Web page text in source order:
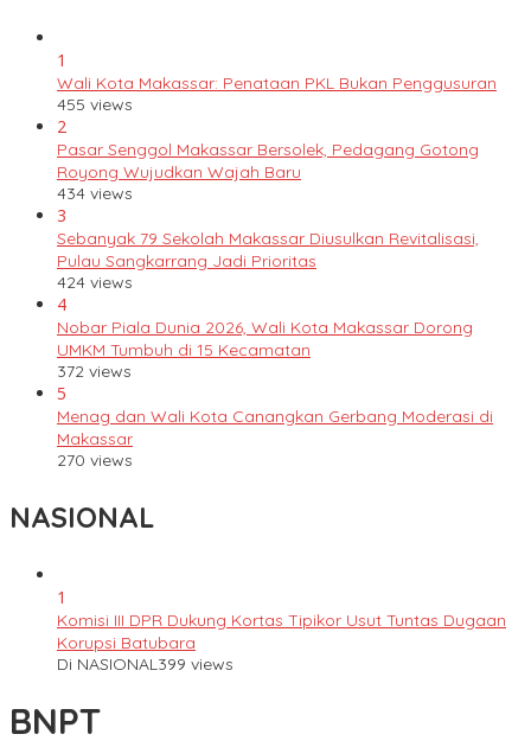
1
Wali Kota Makassar: Penataan PKL Bukan Penggusuran
455 views
2
Pasar Senggol Makassar Bersolek, Pedagang Gotong
Royong Wujudkan Wajah Baru
434 views
3
Sebanyak 79 Sekolah Makassar Diusulkan Revitalisasi,
Pulau Sangkarrang Jadi Prioritas
424 views
4
Nobar Piala Dunia 2026, Wali Kota Makassar Dorong
UMKM Tumbuh di 15 Kecamatan
372 views
5
Menag dan Wali Kota Canangkan Gerbang Moderasi di
Makassar
270 views
NASIONAL
1
Komisi III DPR Dukung Kortas Tipikor Usut Tuntas Dugaan
Korupsi Batubara
Di NASIONAL399 views
BNPT